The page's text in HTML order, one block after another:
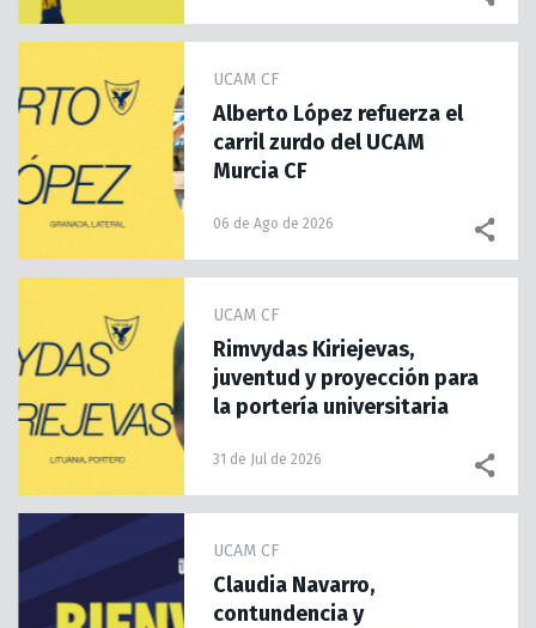
UCAM CF
Alberto López refuerza el
carril zurdo del UCAM
Murcia CF
06 de Ago de 2026
UCAM CF
Rimvydas Kiriejevas,
juventud y proyección para
la portería universitaria
31 de Jul de 2026
UCAM CF
Claudia Navarro,
contundencia y